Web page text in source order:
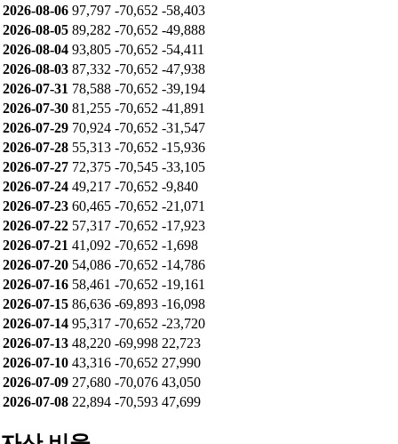
2026-07-22 16,225 -
-16,225
2026-07-21 -12,994 -
13,088
2026-07-20 -4,375 -
4,375
2026-07-16 -28,175 -759
-3,063
2026-07-15 -8,681 759
7,622
2026-07-14 47,097 -654
-46,443
2026-07-13 4,904 654
-5,267
2026-07-10 15,636 -576
-15,060
2026-07-09 4,786 517
-4,649
2026-07-08 22,894 -70,593 47,699
누적 순매수
개인 기관
외인
2026-08-06 97,797 -70,652
-58,403
2026-08-05 89,282 -70,652
-49,888
2026-08-04 93,805 -70,652
-54,411
2026-08-03 87,332 -70,652 -47,938
2026-07-31 78,588 -70,652 -39,194
2026-07-30 81,255 -70,652 -41,891
2026-07-29 70,924 -70,652 -31,547
2026-07-27 72,375